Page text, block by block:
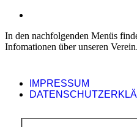
In den nachfolgenden Menüs
Infomationen über unseren Verein.
IMPRESSUM